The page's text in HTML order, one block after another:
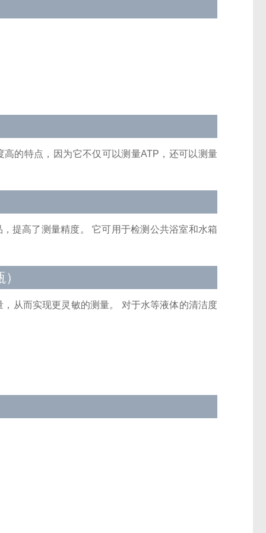
的特点，因为它不仅可以测量ATP，还可以测量
提高了测量精度。 它可用于检测公共浴室和水箱
从而实现更灵敏的测量。 对于水等液体的清洁度